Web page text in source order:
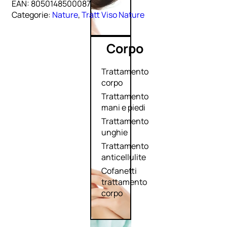
Corpo
Trattamento
corpo
Trattamento
mani e piedi
Trattamento
unghie
Trattamento
anticellulite
Cofanetti
trattamento
corpo
EAN: 8050148500087
Categorie: Nature,Tratt Viso Nature